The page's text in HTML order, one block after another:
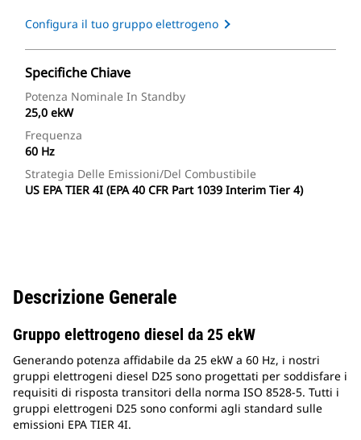
Configura il tuo gruppo elettrogeno
Specifiche Chiave
Potenza Nominale In Standby
25,0 ekW
Frequenza
60 Hz
Strategia Delle Emissioni/del Combustibile
US EPA TIER 4I (EPA 40 CFR Part 1039 Interim Tier 4)
Descrizione Generale
Gruppo elettrogeno diesel da 25 ekW
Generando potenza affidabile da 25 ekW a 60 Hz, i nostri
gruppi elettrogeni diesel D25 sono progettati per soddisfare i
requisiti di risposta transitori della norma ISO 8528-5. Tutti i
gruppi elettrogeni D25 sono conformi agli standard sulle
emissioni EPA TIER 4I.